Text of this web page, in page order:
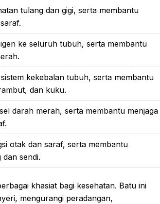
tulang dan gigi, serta membantu
ke seluruh tubuh, serta membantu
kekebalan tubuh, serta membantu
dan kuku.
darah merah, serta membantu menjaga
otak dan saraf, serta membantu
dan sendi.
khasiat bagi kesehatan. Batu ini
mengurangi peradangan,